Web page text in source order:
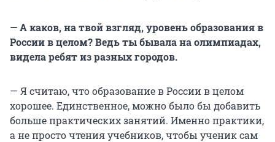
— А каков, на твой взгляд, уровень образования в
России в целом? Ведь ты бывала на олимпиадах,
видела ребят из разных городов.
— Я считаю, что образование в России в целом
хорошее. Единственное, можно было бы добавить
больше практических занятий. Именно практики,
а не просто чтения учебников, чтобы ученик сам